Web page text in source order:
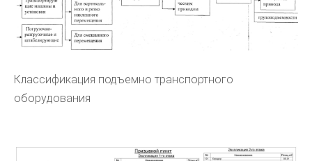
Классификация подъемно транспортного
оборудования